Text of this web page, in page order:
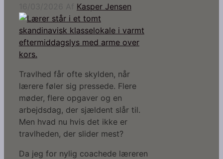
Kasper Jensen
Travlhed får ofte skylden, når
lærere føler sig pressede. Flere
møder, flere opgaver og en
arbejdsdag, der sjældent slår til.
Men hvad nu hvis det ikke er
travlheden, der slider mest?
Da jeg for nylig coachede læreren